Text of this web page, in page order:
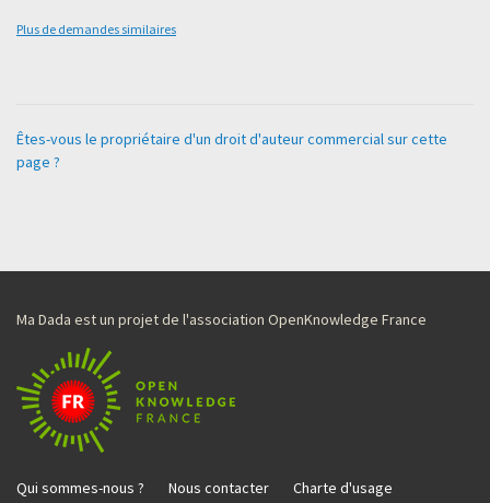
Plus de demandes similaires
Êtes-vous le propriétaire d'un droit d'auteur commercial sur cette
page ?
Ma Dada est un projet de l'association OpenKnowledge France
Qui sommes-nous ? Nous contacter Charte d'usage